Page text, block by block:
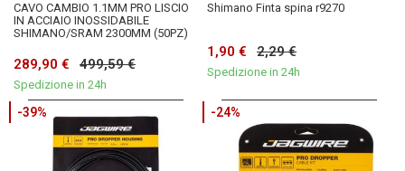
CAVO CAMBIO 1.1MM PRO LISCIO
IN ACCIAIO INOSSIDABILE
SHIMANO/SRAM 2300MM (50PZ)
289,90 € 499,59 €
Spedizione in 24h
Shimano Finta spina r9270
1,90 € 2,29 €
Spedizione in 24h
-39% -24%